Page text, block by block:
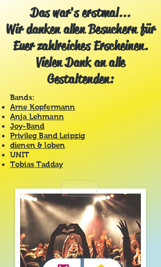
Das war's erstmal...
Wir danken allen Besuchern für
Euer zahlreiches Erscheinen.
Vielen Dank an alle
Gestaltenden:
Bands:
Arne Kopfermann
Anja Lehmann
Joy-Band
Privileg Band Leipzig
dienen & loben
UNIT
Tobias Tadday